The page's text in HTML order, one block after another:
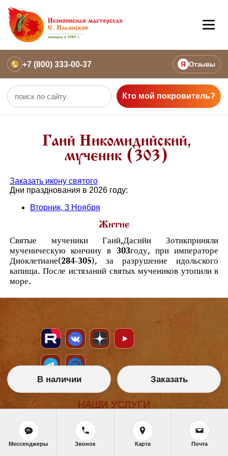
+7 (800) 333-00-37 Я Отзывы
Кто мой покровитель?
Гаий Никомидийский,
мученик (303)
Заказать икону святого
Дни празднования в 2026 году:
Вторник, 3 Ноября
Житие
Святые мученики Гаий,Дасийи Зотикприняли
мученическую кончину в 303году, при императоре
Диоклетиане(284-305), за разрушение идольского
капища. После истязаний святых мучеников утопили в
море.
НАШИ УСЛУГИ
Икона на заказ
Магазин готовых икон
Школа иконописи
Реставрация
В наличии Заказать
Мессенджеры Звонок Карта Почта